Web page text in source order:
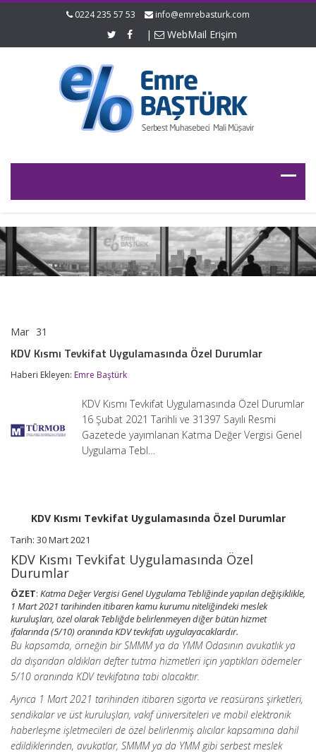
0224 235 57 53 info@emrebasturk.com
| WebMail Erişim
Mar 31
Tevkifat
Özel
KDV Kısmı Tevkifat Uygulamasında Özel Durumlar
Haberi Ekleyen: Emre Baştürk
KDV Kısmı Tevkifat Uygulamasında Özel Durumlar
16 Şubat 2021 Tarihli ve 31397 Sayılı Resmi
Gazetede yayımlanan Katma Değer Vergisi Genel
Uygulama Tebl…
KDV Kısmı Tevkifat Uygulamasında Özel Durumlar
Tarih: 30 Mart 2021
KDV Kısmı Tevkifat Uygulamasında Özel
Durumlar
ÖZET: Katma Değer Vergisi Genel Uygulama Tebliğinde yapılan değişiklikle,
1 Mart 2021 tarihinden itibaren kamu kurumu niteliğindeki meslek
kuruluşları, özel olarak Tebliğde belirlenmeyen diğer bütün hizmet
ifalarında (5/10) oranında KDV tevkifatı uygulayacaklardır.
Bu kapsamda, örneğin bir SMMM ya da YMM Odasının avukatlık ya
da dışarıdan aldıkları defter tutma hizmetleri için yaptıkları ödemeler
5/10 oranında KDV tevkifatına tabi olacaktır.
Ayrıca 1 Mart 2021 tarihinden itibaren sigorta ve reasürans şirketleri,
sendikalar ve üst kuruluşları, vakıf üniversiteleri ve mobil elektronik
haberleşme işletmecileri de özel belirlenmiş alıcılar kapsamına dahil
edildiklerinden, avukatlar, SMMM ya da YMM gibi serbest meslek